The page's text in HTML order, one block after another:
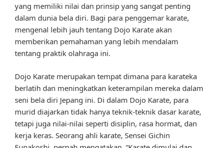
yang memiliki nilai dan prinsip yang sangat penting
dalam dunia bela diri. Bagi para penggemar karate,
mengenal lebih jauh tentang Dojo Karate akan
memberikan pemahaman yang lebih mendalam
tentang praktik olahraga ini.
Dojo Karate merupakan tempat dimana para karateka
berlatih dan meningkatkan keterampilan mereka dalam
seni bela diri Jepang ini. Di dalam Dojo Karate, para
murid diajarkan tidak hanya teknik-teknik dasar karate,
tetapi juga nilai-nilai seperti disiplin, rasa hormat, dan
kerja keras. Seorang ahli karate, Sensei Gichin